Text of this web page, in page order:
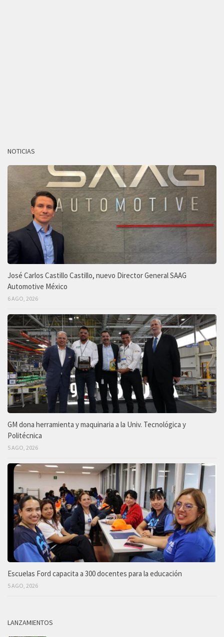
NOTICIAS
José Carlos Castillo Castillo, nuevo Director General SAAG
Automotive México
6 AGO, 2026
GM dona herramienta y maquinaria a la Univ. Tecnológica y
Politécnica
5 AGO, 2026
Escuelas Ford capacita a 300 docentes para la educación
5 AGO, 2026
LANZAMIENTOS